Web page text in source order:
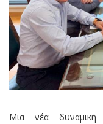
Μια νέα δυναμική